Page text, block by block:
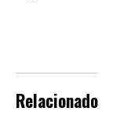
Relacionado